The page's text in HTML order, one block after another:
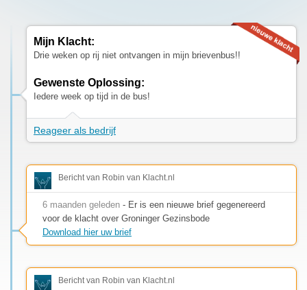
Mijn Klacht:
Drie weken op rij niet ontvangen in mijn brievenbus!!
Gewenste Oplossing:
Iedere week op tijd in de bus!
Reageer als bedrijf
Bericht van Robin van Klacht.nl
6 maanden geleden - Er is een nieuwe brief gegenereerd
voor de klacht over Groninger Gezinsbode
Download hier uw brief
Bericht van Robin van Klacht.nl